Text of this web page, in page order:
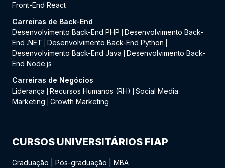
Front-End React
Carreiras de Back-End
Desenvolvimento Back-End PHP
Desenvolvimento Back-
End .NET
Desenvolvimento Back-End Python
Desenvolvimento Back-End Java
Desenvolvimento Back-
End Node.js
Carreiras de Negócios
Liderança
Recursos Humanos (RH)
Social Media
Marketing
Growth Marketing
CURSOS UNIVERSITÁRIOS FIAP
Graduação Pós-graduação MBA